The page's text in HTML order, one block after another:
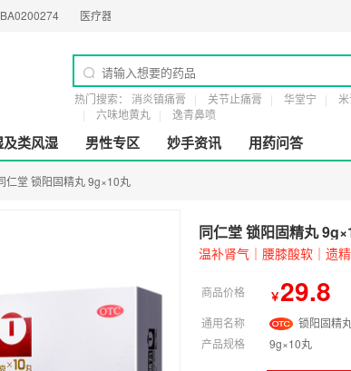
医疗器械经营许可证：
热门搜索： 消炎镇痛膏 关节止痛膏 华堂宁
六味地黄丸
逸青鼻喷
及类风湿 男性专区 妙手资讯 用药问答
仁堂 锁阳固精丸 9g×10丸
同仁堂 锁阳固精丸
温补肾气｜腰膝酸软｜遗
商品价格 ￥29.8
通用名称
锁阳固精
产品规格
9g×10丸